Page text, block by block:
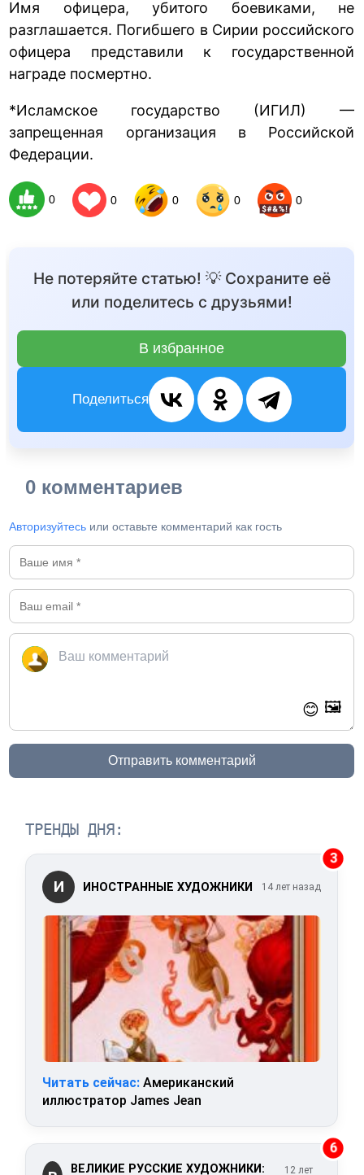
Имя офицера, убитого боевиками, не
разглашается. Погибшего в Сирии российского
офицера представили к государственной
награде посмертно.
*Исламское государство (ИГИЛ) —
запрещенная организация в Российской
Федерации.
0 0 0 0 0
Не потеряйте статью! 💡 Сохраните её
или поделитесь с друзьями!
В избранное
Поделиться
0 комментариев
Авторизуйтесь или оставьте комментарий как гость
😊 🖼️
Отправить комментарий
ТРЕНДЫ ДНЯ:
3
И ИНОСТРАННЫЕ ХУДОЖНИКИ 14 лет назад
Читать сейчас: Американский
иллюстратор James Jean
6
ВЕЛИКИЕ РУССКИЕ ХУДОЖНИКИ: 12 лет